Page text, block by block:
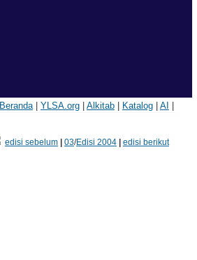
Beranda| YLSA.org| Alkitab| Katalog| AI
edisi sebelum| 03/Edisi 2004| edisi berikut